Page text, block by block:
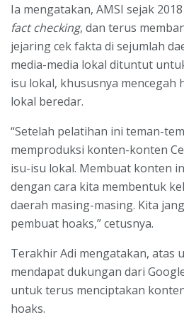
Ia mengatakan, AMSI sejak
fact checking, dan terus
jejaring cek fakta di sejumlah
media-media lokal dituntut
isu lokal, khususnya mencegah
lokal beredar.
“Setelah pelatihan ini teman-
memproduksi konten-konten
isu-isu lokal. Membuat konten
dengan cara kita membentuk
daerah masing-masing. Kita
pembuat hoaks,” cetusnya.
Terakhir Adi mengatakan, atas
mendapat dukungan dari
untuk terus menciptakan
hoaks.